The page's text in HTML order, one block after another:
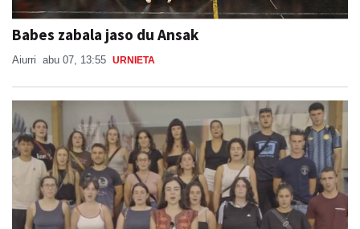
Babes zabala jaso du Ansak
Aiurri abu 07, 13:55 URNIETA